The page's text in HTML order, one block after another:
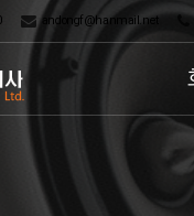
andongf@hanmail.net